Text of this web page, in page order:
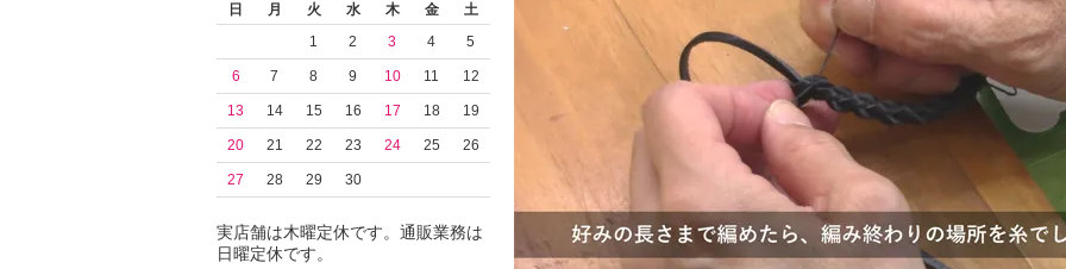
日
月 火 水 木 金
土
1
2 3 4 5
6 7 8 9 10 11 12
13 14 15 16 17 18 19
20 21 22 23 24 25 26
27 28 29 30
実店舗は木曜定休です。通販業務は
日曜定休です。